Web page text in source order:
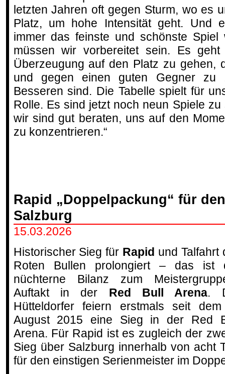
letzten Jahren oft gegen Sturm, wo es
Platz, um hohe Intensität geht. Und
immer das feinste und schönste
müssen wir vorbereitet sein. Es
Überzeugung auf den Platz zu gehen,
und gegen einen guten Gegner zu
Besseren sind. Die Tabelle spielt für
Rolle. Es sind jetzt noch neun Spiele
wir sind gut beraten, uns auf den
zu konzentrieren.“
Rapid „Doppelpackung“ für
Salzburg
15.03.2026
Historischer Sieg für Rapid und Talfahrt
Roten Bullen prolongiert – das ist
nüchterne Bilanz zum
Auftakt in der Red Bull Arena.
Hütteldorfer feiern erstmals seit
August 2015 eine Sieg in der Red
Arena. Für Rapid ist es zugleich der
Sieg über Salzburg innerhalb von acht
für den einstigen Serienmeister im